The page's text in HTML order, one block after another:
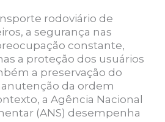
rodoviário de
a segurança nas
constante,
a proteção dos usuários
a preservação do
da ordem
a Agência Nacional
(ANS) desempenha